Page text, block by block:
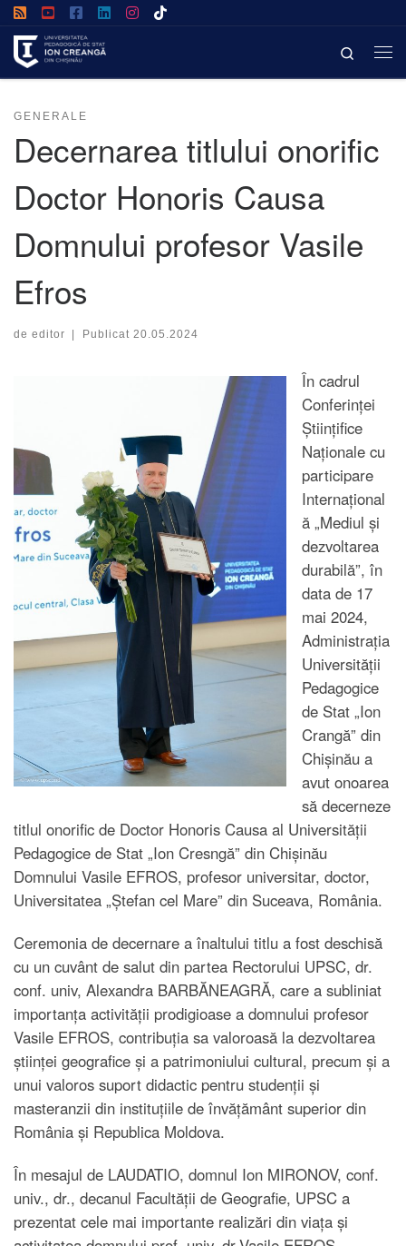
Search
GENERALE
Decernarea titlului onorific
Doctor Honoris Causa
Domnului profesor Vasile
Efros
de editor | Publicat 20.05.2024
În cadrul
Conferinței
Știinţifice
Naționale cu
participare
Internațional
ă „Mediul și
dezvoltarea
durabilă”, în
data de 17
mai 2024,
Administrația
Universității
Pedagogice
de Stat „Ion
Crangă” din
Chișinău a
avut onoarea
să decerneze
titlul onorific de Doctor Honoris Causa al Universității
Pedagogice de Stat „Ion Cresngă” din Chișinău
Domnului Vasile EFROS, profesor universitar, doctor,
Universitatea „Ștefan cel Mare” din Suceava, România.
Ceremonia de decernare a înaltului titlu a fost deschisă
cu un cuvânt de salut din partea Rectorului UPSC, dr.
conf. univ, Alexandra BARBĂNEAGRĂ, care a subliniat
importanța activității prodigioase a domnului profesor
Vasile EFROS, contribuția sa valoroasă la dezvoltarea
științei geografice și a patrimoniului cultural, precum și a
unui valoros suport didactic pentru studenții și
masteranzii din instituțiile de învățământ superior din
România și Republica Moldova.
În mesajul de LAUDATIO, domnul Ion MIRONOV, conf.
univ., dr., decanul Facultății de Geografie, UPSC a
prezentat cele mai importante realizări din viața și